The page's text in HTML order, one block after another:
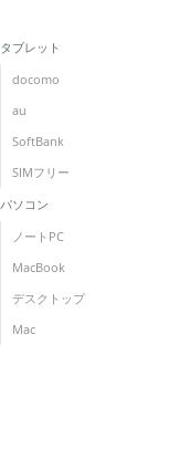
タブレット
docomo
au
SoftBank
SIMフリー
パソコン
ノートPC
MacBook
デスクトップ
Mac